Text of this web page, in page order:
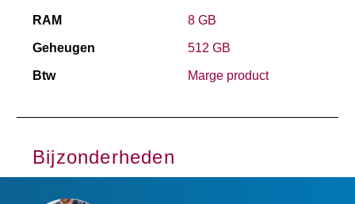
RAM 8 GB
Geheugen 512 GB
Btw Marge product
Bijzonderheden